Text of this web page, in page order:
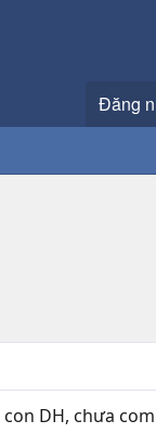
Đăng
DH, chưa